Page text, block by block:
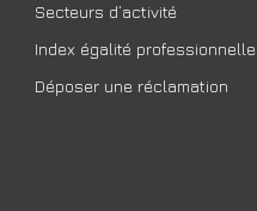
Secteurs d’activité
Index égalité professionnelle
Déposer une réclamation